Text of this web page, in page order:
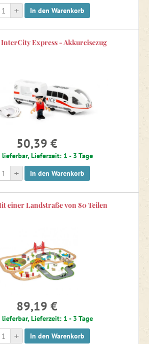
+ In den Warenkorb
Express - Akkureisezug
50,39 €
Lieferzeit: 1 - 3 Tage
+ In den Warenkorb
einer Landstraße von 80 Teilen
89,19 €
Lieferzeit: 1 - 3 Tage
+ In den Warenkorb